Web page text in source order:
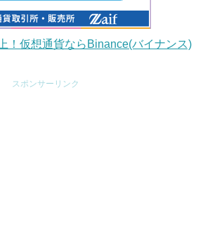
！仮想通貨ならBinance(バイナンス)
スポンサーリンク